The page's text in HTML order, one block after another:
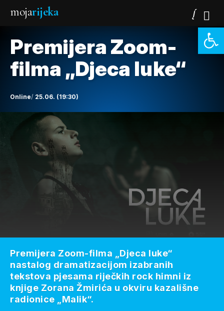
mojarijeka
Premijera Zoom-
filma „Djeca luke“
Online 25.06. (19:30)
Premijera Zoom-filma „Djeca luke“
nastalog dramatizacijom izabranih
tekstova pjesama riječkih rock himni iz
knjige Zorana Žmirića u okviru kazališne
radionice „Malik“.